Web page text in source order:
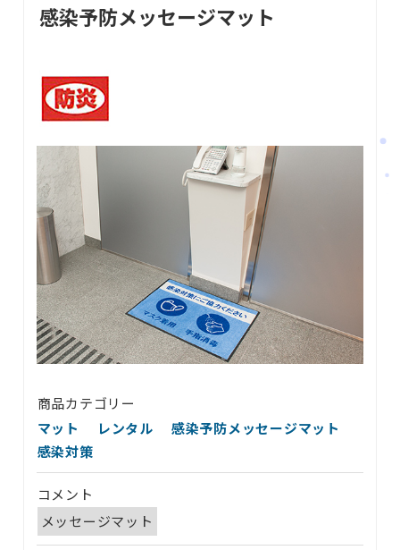
会社案内
サービス案内
CSR活動
採用情報
お知らせ
感染予防メッセージマット
商品カテゴリー
マット
レンタル
感染予防メッセージマット
感染対策
コメント
メッセージマット